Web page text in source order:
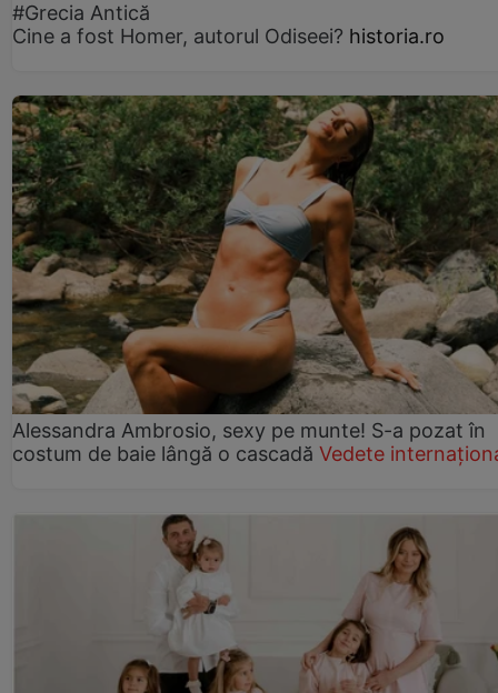
#Grecia Antică
Cine a fost Homer, autorul Odiseei? historia.ro
Alessandra Ambrosio, sexy pe munte! S-a pozat în
costum de baie lângă o cascadă Vedete